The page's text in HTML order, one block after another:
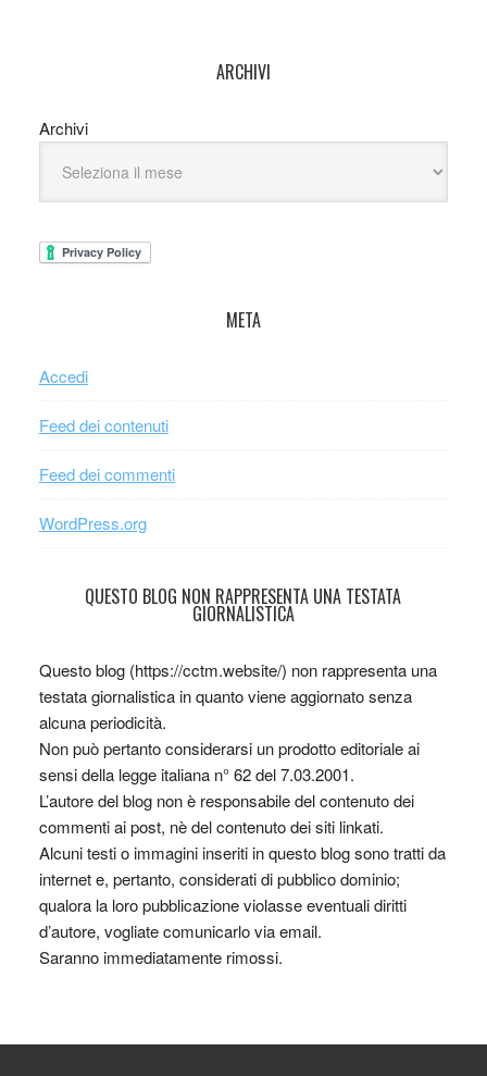
ARCHIVI
Archivi
META
Accedi
Feed dei contenuti
Feed dei commenti
WordPress.org
QUESTO BLOG NON RAPPRESENTA UNA TESTATA
GIORNALISTICA
Questo blog (https://cctm.website/) non rappresenta una
testata giornalistica in quanto viene aggiornato senza
alcuna periodicità.
Non può pertanto considerarsi un prodotto editoriale ai
sensi della legge italiana n° 62 del 7.03.2001.
L’autore del blog non è responsabile del contenuto dei
commenti ai post, nè del contenuto dei siti linkati.
Alcuni testi o immagini inseriti in questo blog sono tratti da
internet e, pertanto, considerati di pubblico dominio;
qualora la loro pubblicazione violasse eventuali diritti
d’autore, vogliate comunicarlo via email.
Saranno immediatamente rimossi.